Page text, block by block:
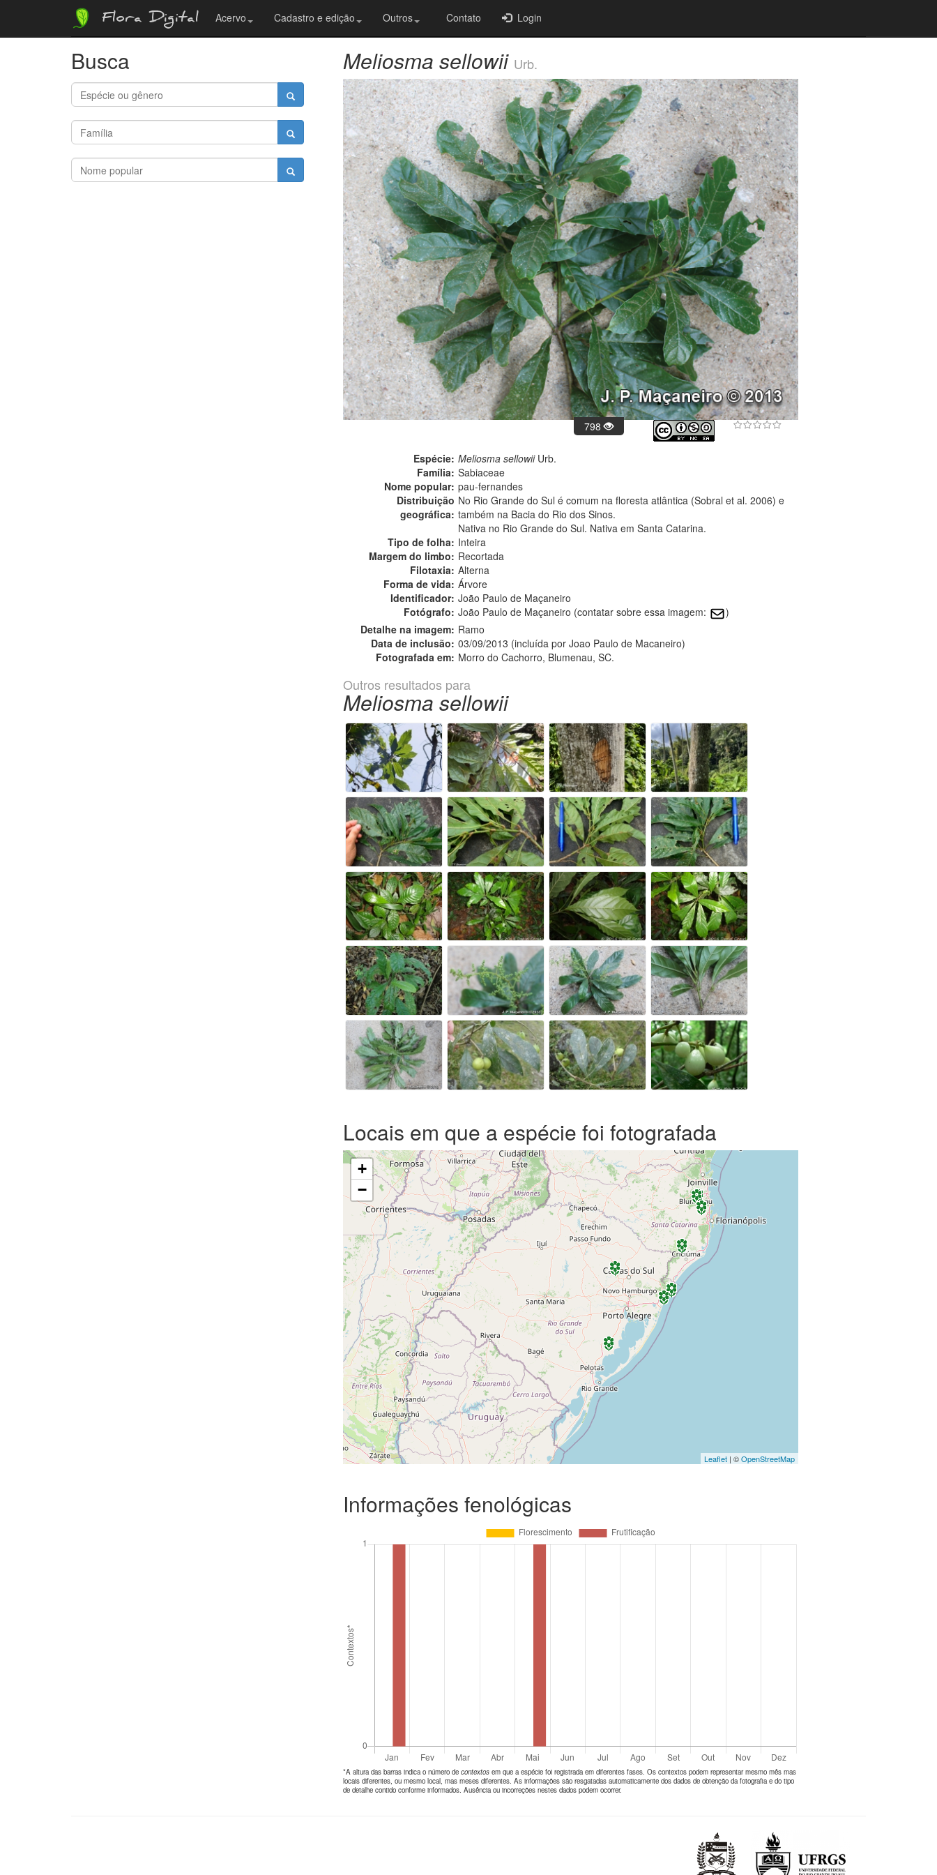
Flora Digital Acervo Cadastro e edição Outros Contato Login
Busca Meliosma sellowii Urb.
798
Espécie: Meliosma sellowiiUrb.
Família: Sabiaceae
Nome popular: pau-fernandes
Distribuição
geográfica:
No Rio Grande do Sul é comum na floresta atlântica (Sobral et al. 2006) e
também na Bacia do Rio dos Sinos.
Nativa no Rio Grande do Sul. Nativa em Santa Catarina.
Tipo de folha: Inteira
Margem do limbo: Recortada
Filotaxia: Alterna
Forma de vida: Árvore
Identificador: João Paulo de Maçaneiro
Fotógrafo: João Paulo de Maçaneiro (contatar sobre essa imagem:
)
Detalhe na imagem: Ramo
Data de inclusão: 03/09/2013 (incluída por Joao Paulo de Macaneiro)
Fotografada em: Morro do Cachorro, Blumenau, SC.
Outros resultados para
Meliosma sellowii
Locais em que a espécie foi fotografada
+
−
Leaflet| ©OpenStreetMap
Informações fenológicas
*A altura das barras indica o número de contextos em que a espécie foi registrada em diferentes fases. Os contextos podem representar mesmo mês mas
locais diferentes, ou mesmo local, mas meses diferentes. As informações são resgatadas automaticamente dos dados de obtenção da fotografia e do tipo
de detalhe contido conforme informados. Ausência ou incorreções nestes dados podem ocorrer.